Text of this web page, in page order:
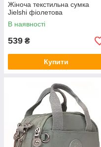
Жіноча текстильна сумка
Jielshi фіолетова
В наявності
539 ₴
Купити